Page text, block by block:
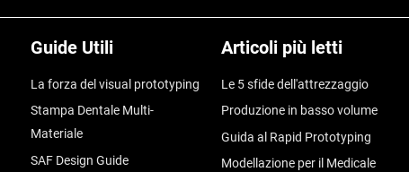
Guide Utili
La forza del visual prototyping
Stampa Dentale Multi-
Materiale
SAF Design Guide
Articoli più letti
Le 5 sfide dell'attrezzaggio
Produzione in basso volume
Guida al Rapid Prototyping
Modellazione per il Medicale